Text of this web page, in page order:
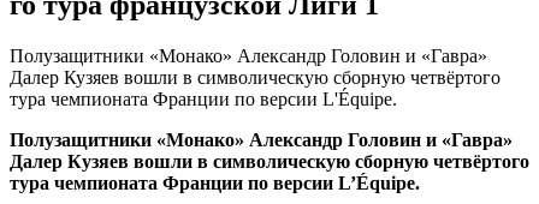
Полузащитники «Монако» Александр Головин и «Гавра»
Далер Кузяев вошли в символическую сборную четвёртого
тура чемпионата Франции по версии L'Équipe.
Полузащитники «Монако» Александр Головин и «Гавра»
Далер Кузяев вошли в символическую сборную четвёртого
тура чемпионата Франции по версии L’Équipe.